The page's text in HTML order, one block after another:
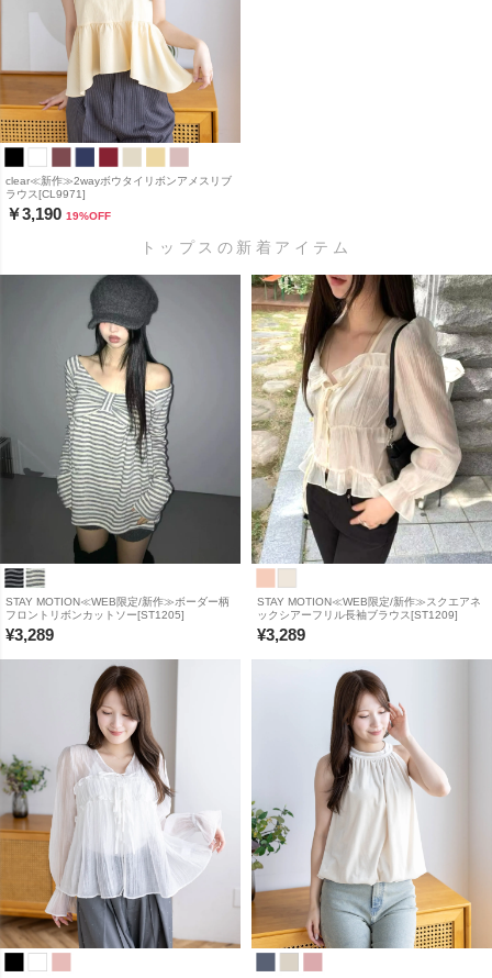
clear≪新作≫2wayボウタイリボンアメスリブ
ラウス[CL9971]
￥3,190 19%OFF
トップスの新着アイテム
STAY MOTION≪WEB限定/新作≫ボーダー柄
フロントリボンカットソー[ST1205]
¥3,289
STAY MOTION≪WEB限定/新作≫スクエアネ
ックシアーフリル長袖ブラウス[ST1209]
¥3,289